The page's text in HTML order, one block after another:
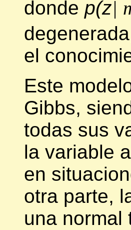
donde p(z|
el
Este
Gibbs,
todas sus
la variable
en
otra parte,
una